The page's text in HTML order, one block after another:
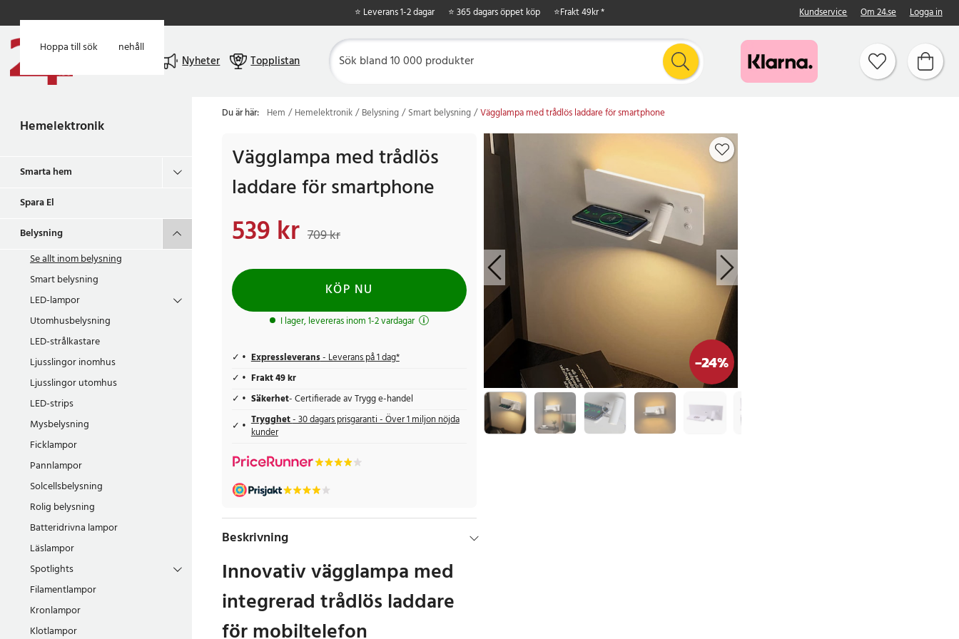
Hoppa till huvudinnehåll
Hoppa till sök
⭐ Leverans 1-2 dagar ⭐ 365 dagars öppet köp ⭐Frakt 49kr * Kundservice Om 24.se Logga in
Nyheter Topplistan
Hemelektronik
Smarta hem
Spara El
Belysning
Se allt inombelysning
Smart belysning
LED-lampor
Utomhusbelysning
LED-strålkastare
Ljusslingor inomhus
Ljusslingor utomhus
LED-strips
Mysbelysning
Ficklampor
Pannlampor
Solcellsbelysning
Rolig belysning
Batteridrivna lampor
Läslampor
Spotlights
Filamentlampor
Kronlampor
Klotlampor
Du är här: Hem Hemelektronik Belysning Smart belysning Vägglampa med trådlös laddare för smartphone
-24%
Vägglampa med trådlös
laddare för smartphone
Nuvarande pris
539 kr 709 kr
KÖP NU
I lager, levereras inom 1-2 vardagar
Expressleverans- Leverans på 1 dag*
Frakt 49 kr
Säkerhet- Certifierade av Trygg e-handel
Trygghet- 30 dagars prisgaranti - Över 1 miljon nöjda
kunder
Beskrivning
Innovativ vägglampa med
integrerad trådlös laddare
för mobiltelefon